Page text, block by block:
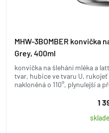
MHW-3BOMBER konvička
Grey, 400ml
konvička na šlehání mléka a
tvar, hubice ve tvaru U,
nakloněná o 110°, plynulejší a
1